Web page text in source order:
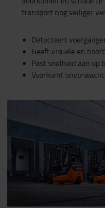
transport nog veiliger
Detecteert
Geeft visuele en
Past snelheid aan op
Voorkomt